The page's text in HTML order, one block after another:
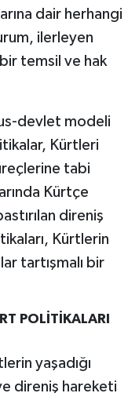
dair herhangi
ilerleyen
temsil ve hak
devlet modeli
Kürtleri
tabi
Kürtçe
direniş
Kürtlerin
tartışmalı bir
POLİTİKALARI
yaşadığı
direniş hareketi